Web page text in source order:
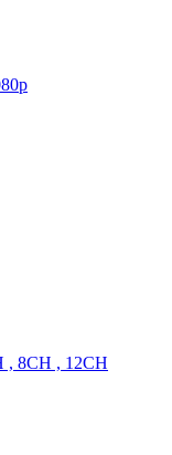
, 8CH , 12CH